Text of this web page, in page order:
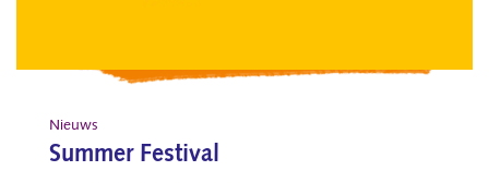
Nieuws
Summer Festival